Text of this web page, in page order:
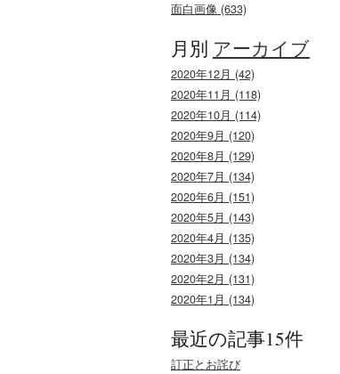
面白画像 (633)
月別 アーカイブ
2020年12月 (42)
2020年11月 (118)
2020年10月 (114)
2020年9月 (120)
2020年8月 (129)
2020年7月 (134)
2020年6月 (151)
2020年5月 (143)
2020年4月 (135)
2020年3月 (134)
2020年2月 (131)
2020年1月 (134)
最近の記事15件
訂正とお詫び